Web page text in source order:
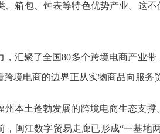
、箱包、钟表等特色优势产业。这
，汇聚了全国80多个跨境电商产业
境电商的边界正从实物商品向服务
州本土蓬勃发展的跨境电商生态支
闽江数字贸易走廊已形成“一基地